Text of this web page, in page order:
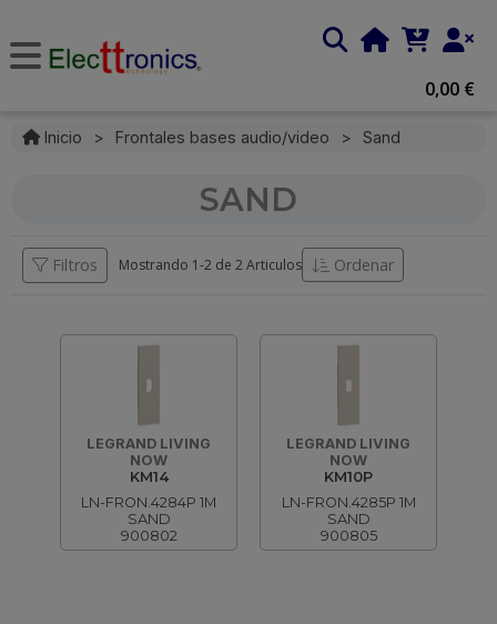
0,00 €
Inicio > Frontales bases audio/video > Sand
SAND
Filtros Mostrando 1-2 de 2 Articulos Ordenar
LEGRAND LIVING
NOW
KM14
LN-FRON.4284P 1M
SAND
900802
LEGRAND LIVING
NOW
KM10P
LN-FRON.4285P 1M
SAND
900805